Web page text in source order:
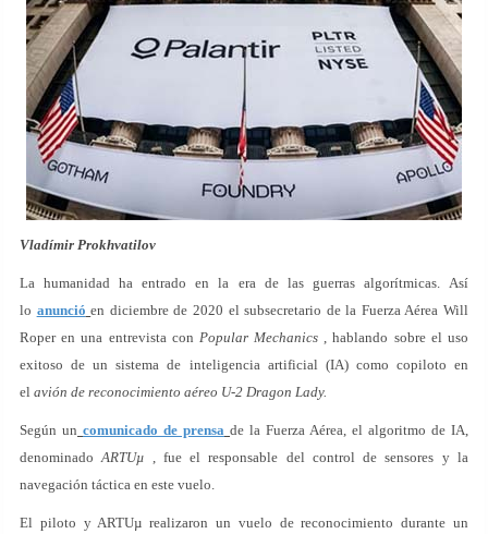
Vladímir Prokhvatilov
La humanidad ha entrado en la era de las guerras algorítmicas. Así
lo anunció en diciembre de 2020 el subsecretario de la Fuerza Aérea Will
Roper en una entrevista con Popular Mechanics , hablando sobre el uso
exitoso de un sistema de inteligencia artificial (IA) como copiloto en
el avión de reconocimiento aéreo U-2 Dragon Lady.
Según un comunicado de prensa de la Fuerza Aérea, el algoritmo de IA,
denominadoARTUµ , fue el responsable del control de sensores y la
navegación táctica en este vuelo.
El piloto y ARTUµ realizaron un vuelo de reconocimiento durante un